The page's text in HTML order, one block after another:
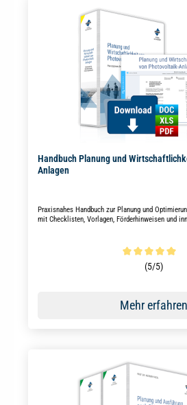
Handbuch Planung und
Anlagen
Praxisnahes Handbuch zur Planung und
mit Checklisten, Vorlagen, Förderhinweisen und
Durchschnittliche Bewertung von 5 von
(5/5)
Mehr erfahren